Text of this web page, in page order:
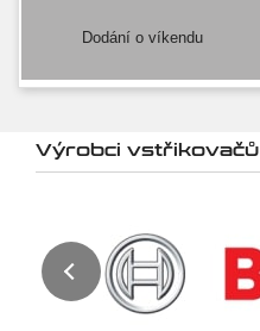
Dodání o víkendu
Výrobci vstřikovačů